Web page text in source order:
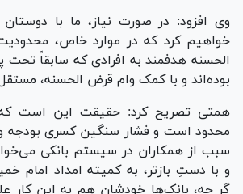
وی افزود: در صورت نیاز، ما با دوستان
خواهیم کرد که در موارد خاص،
الحسنه هدفمند به افرادی که سابقاً
بوده‌اند و با کمک وام قرض الحسنه، مستقل
همتی تصریح کرد: حقیقت این است که
محدود است و فشار سنگین کسری بودجه
سبب از همکاران در سیستم بانکی
و با دستِ بازتر، به کمیته امداد امام
گر چه، بانک‌ها خودشان هم به این کار